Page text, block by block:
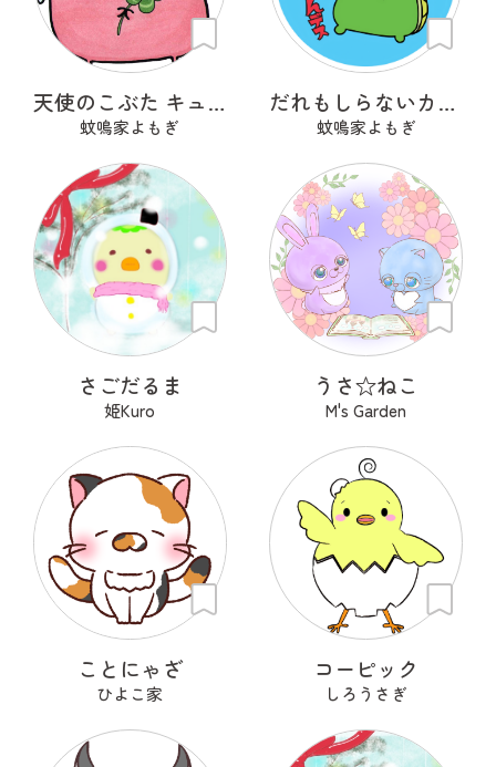
天使のこぶた キューピッグ
蚊鳴家よもぎ
だれもしらないカッパちゃん
蚊鳴家よもぎ
さごだるま
姫Kuro
うさ‪☆ねこ
M's Garden
ことにゃざ
ひよこ家
コーピック
しろうさぎ